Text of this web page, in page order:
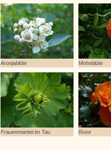
Aronjablüte Mohnblüte
Frauenmantel im Tau Rose